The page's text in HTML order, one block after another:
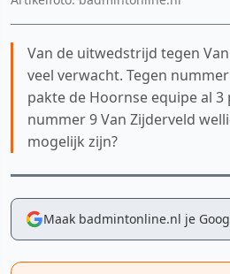
Van de uitwedstrijd tegen
veel verwacht. Tegen
pakte de Hoornse equipe al
nummer 9 Van Zijderveld
mogelijk zijn?
Maak badmintonline.nl je